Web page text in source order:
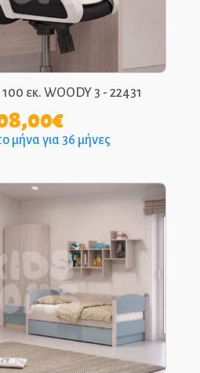
εκ. WOODY 3 - 22431
€
μήνα για 36 μήνες